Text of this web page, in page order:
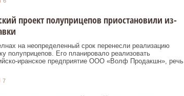
проект полуприцепов приостановили из-
на неопределенный срок перенесли реализацию
полуприцепов. Его планировало реализовать
иранское предприятие ООО «Волф Продакшн», речь
7